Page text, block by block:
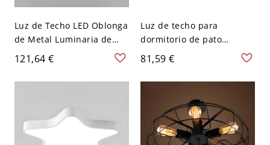
Luz de Techo LED Oblonga
de Metal Luminaria de
Techo Modernista en
Blanco-Dorado para Sala -
Blanco-dorado 110 A 120
121,64 €
Luz de techo para
dormitorio de pato
metálico de 18" W LED
moderna en azul, luz
blanca
81,59 €